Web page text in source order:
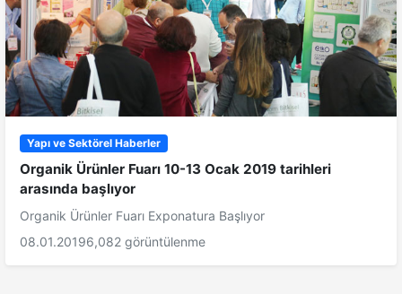
Yapı ve Sektörel Haberler
Organik Ürünler Fuarı 10-13 Ocak 2019 tarihleri
arasında başlıyor
Organik Ürünler Fuarı Exponatura Başlıyor
08.01.20196,082 görüntülenme